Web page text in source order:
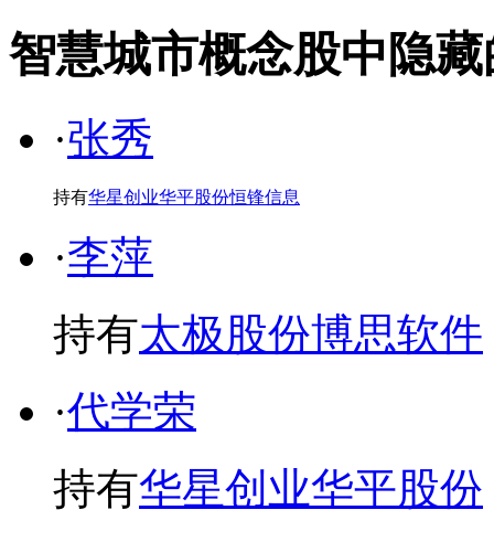
智慧城市概念股中隐藏
·张秀
持有华星创业华平股份恒锋信息
·李萍
持有太极股份博思软件
·代学荣
持有华星创业华平股份